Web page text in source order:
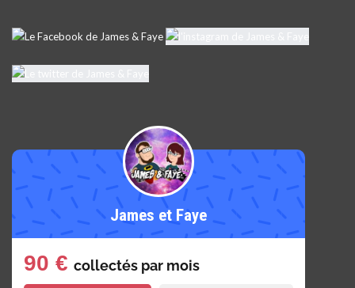
James et Faye
90 € collectés par mois